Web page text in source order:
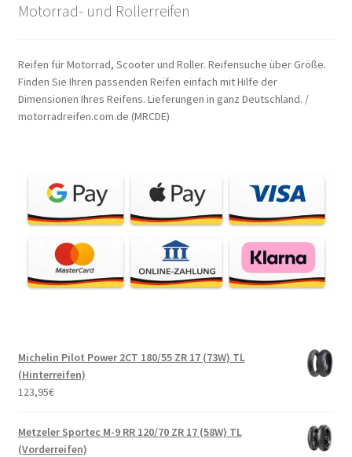
Motorrad- und Rollerreifen
Reifen für Motorrad, Scooter und Roller. Reifensuche über Größe.
Finden Sie Ihren passenden Reifen einfach mit Hilfe der
Dimensionen Ihres Reifens. Lieferungen in ganz Deutschland. /
motorradreifen.com.de (MRCDE)
Michelin Pilot Power 2CT 180/55 ZR 17 (73W) TL
(Hinterreifen)
123,95€
Metzeler Sportec M-9 RR 120/70 ZR 17 (58W) TL
(Vorderreifen)